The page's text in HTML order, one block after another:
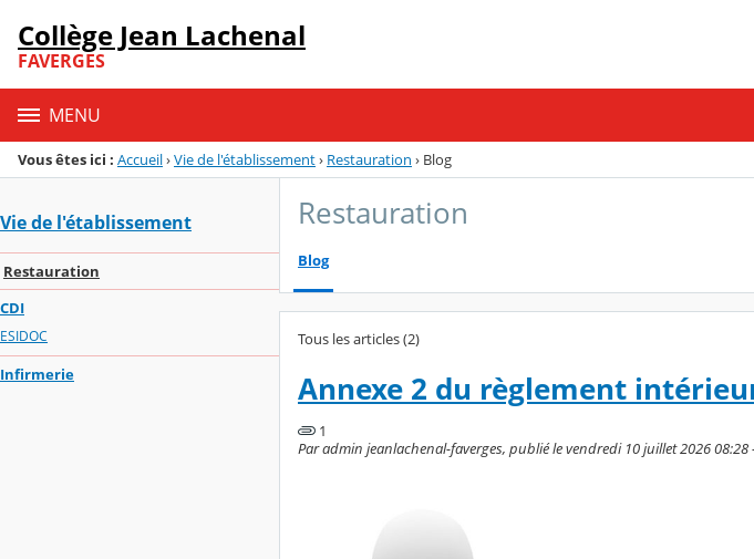
Menu de la rubrique
Contenu
Collège Jean Lachenal
FAVERGES
MENU
Vous êtes ici : Accueil›Vie de l'établissement› Restauration › Blog
Vie de l'établissement
Restauration
CDI
ESIDOC
Infirmerie
Restauration
Blog
Tous les articles (2)
Annexe 2 du règlement
1
Par admin jeanlachenal-faverges, publié le vendredi 10 juillet 2026